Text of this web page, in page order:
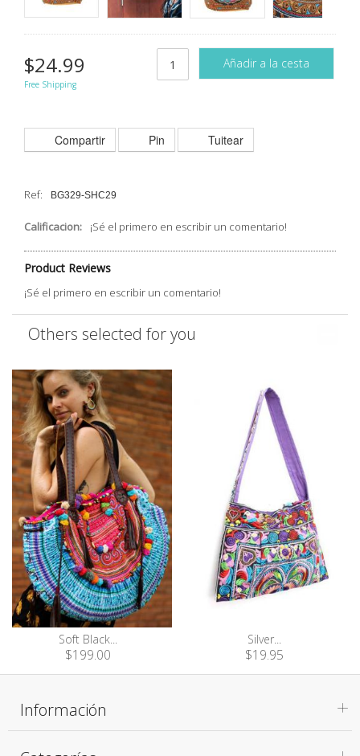
$24.99
Free Shipping
Añadir a la cesta
Compartir Pin Tuitear
Ref: BG329-SHC29
Calificacion: ¡Sé el primero en escribir un comentario!
Product Reviews
¡Sé el primero en escribir un comentario!
Others selected for you
Soft Black...
$199.00
Silver...
$19.95
Información